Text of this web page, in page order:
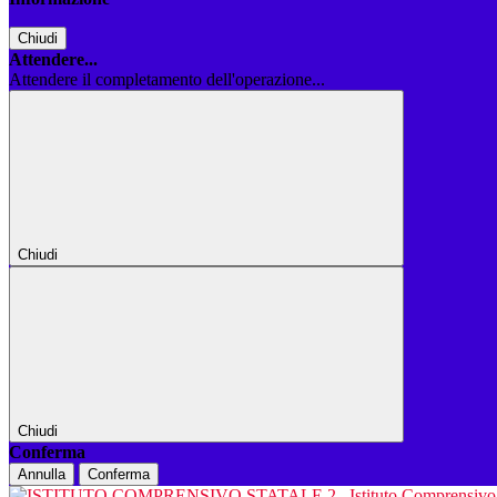
Chiudi
Attendere...
Attendere il completamento dell'operazione...
Chiudi
Chiudi
Conferma
Annulla Conferma